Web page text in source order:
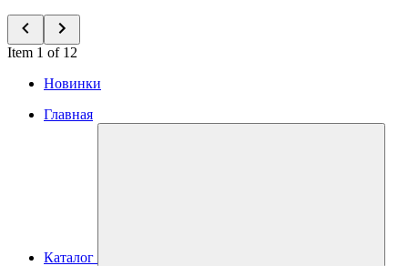
Item 1 of 12
Новинки
Главная
Каталог